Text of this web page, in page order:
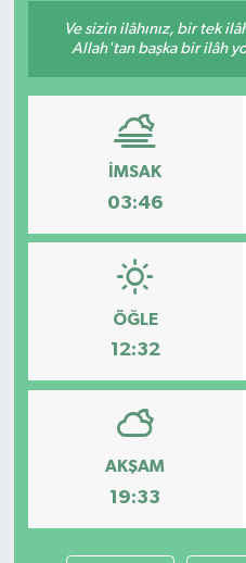
Ve sizin ilâhınız, bir tek
Allah'tan başka bir ilâh
İMSAK
03:46
ÖĞLE
12:32
AKŞAM
19:33
GÜNDEM
HABERDE İNSAN
KÜLTÜR-SANAT
MAGAZİN
MEDYA
ÖZEL HABER
SAĞLIK